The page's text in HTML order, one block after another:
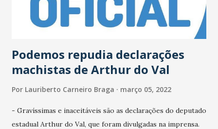
Podemos repudia declarações
machistas de Arthur do Val
Por Lauriberto Carneiro Braga março 05, 2022
- Gravíssimas e inaceitáveis são as declarações do deputado
estadual Arthur do Val, que foram divulgadas na imprensa.